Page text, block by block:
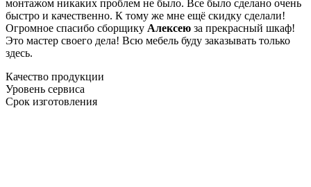
монтажом никаких проблем не было. Все было сделано очень
быстро и качественно. К тому же мне ещё скидку сделали!
Огромное спасибо сборщику Алексею за прекрасный шкаф!
Это мастер своего дела! Всю мебель буду заказывать только
здесь.
Качество продукции
Уровень сервиса
Срок изготовления